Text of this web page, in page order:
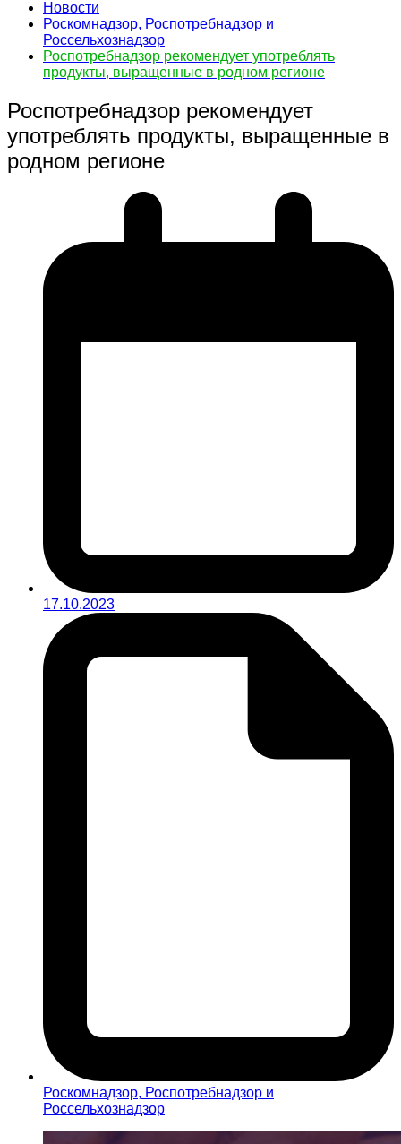
Новости
Роскомнадзор, Роспотребнадзор и
Россельхознадзор
Роспотребнадзор рекомендует употреблять
продукты, выращенные в родном регионе
Роспотребнадзор рекомендует
употреблять продукты, выращенные в
родном регионе
17.10.2023
Роскомнадзор, Роспотребнадзор и
Россельхознадзор